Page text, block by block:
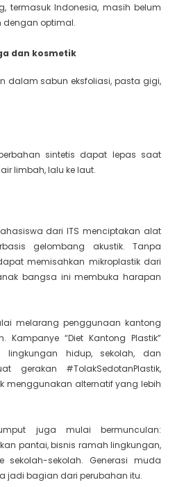
termasuk Indonesia, masih belum
optimal.
dan kosmetik
dalam sabun eksfoliasi, pasta gigi,
sintetis dapat lepas saat
limbah, lalu ke laut.
dari ITS menciptakan alat
gelombang akustik. Tanpa
memisahkan mikroplastik dari
bangsa ini membuka harapan
melarang penggunaan kantong
“Diet Kantong Plastik”
lingkungan hidup, sekolah, dan
gerakan #TolakSedotanPlastik,
menggunakan alternatif yang lebih
juga mulai bermunculan:
pantai, bisnis ramah lingkungan,
sekolah-sekolah. Generasi muda
jadi bagian dari perubahan itu.